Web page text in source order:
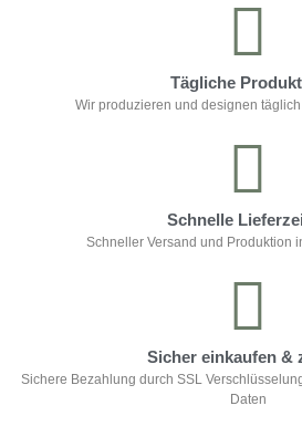
Tägliche
Wir produzieren und designen
Schnelle
Schneller Versand und Produktion
Sicher einkaufen &
Sichere Bezahlung durch SSL
Daten